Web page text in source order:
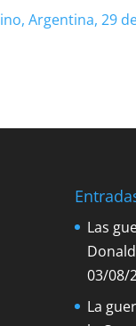
Argentina, 29
Las
03/08/
La